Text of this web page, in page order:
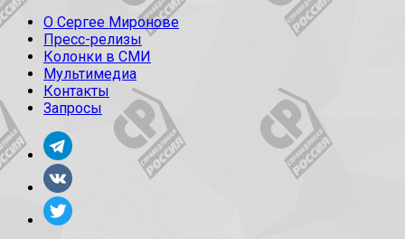
О Сергее Миронове
Пресс-релизы
Колонки в СМИ
Мультимедиа
Контакты
Запросы